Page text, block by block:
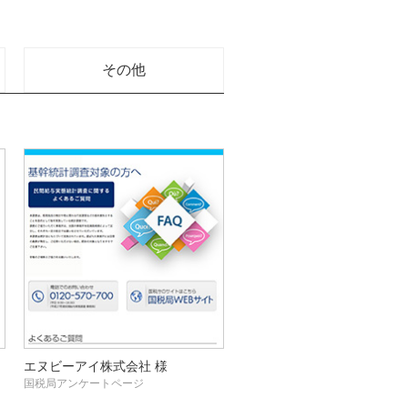
その他
エヌビーアイ株式会社 様
国税局アンケートページ